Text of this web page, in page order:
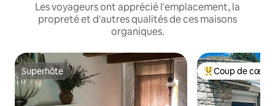
Les voyageurs ont apprécié l'emplacement, la
propreté et d'autres qualités de ces maisons
organiques.
Superhôte
Superhôte Coup de cœur
Coup de cœur